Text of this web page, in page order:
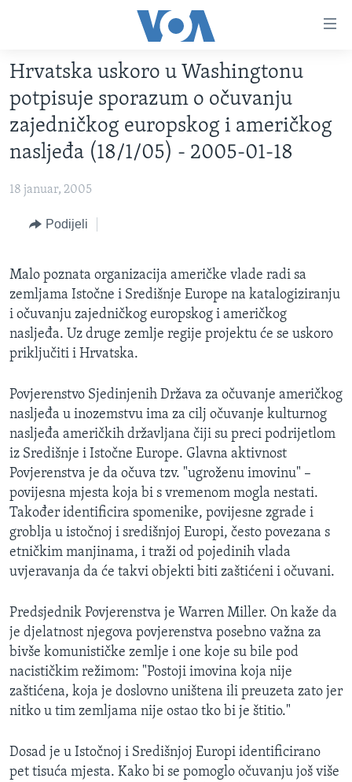
glavni
sadržaj
Pređi
na
glavnu
Idi
pretragu
VIDEO
FOTOGRAFIJE DANA
VIJESTI
SJEDINJENE AMERIČKE DRŽAVE
BOSNA I HERCEGOVINA
NAUKA I TEHNOLOGIJA
SPECIJALNI PROJEKTI
SLOBODA MEDIJA
ŽENSKA STRANA
IZBJEGLIČKA STRANA
O GLASU AMERIKE
Learning English
PRATITE NAS
Jezici
Hrvatska uskoro u Washingtonu
potpisuje sporazum o očuvanju
zajedničkog europskog i američkog
nasljeđa (18/1/05) - 2005-01-18
18 januar, 2005
Podijeli
Malo poznata organizacija američke vlade radi sa
zemljama Istočne i Središnje Europe na katalogiziranju
i očuvanju zajedničkog europskog i američkog
nasljeđa. Uz druge zemlje regije projektu će se uskoro
priključiti i Hrvatska.
Povjerenstvo Sjedinjenih Država za očuvanje američkog
nasljeđa u inozemstvu ima za cilj očuvanje kulturnog
nasljeđa američkih državljana čiji su preci podrijetlom
iz Središnje i Istočne Europe. Glavna aktivnost
Povjerenstva je da očuva tzv. "ugroženu imovinu" –
povijesna mjesta koja bi s vremenom mogla nestati.
Također identificira spomenike, povijesne zgrade i
groblja u istočnoj i središnjoj Europi, često povezana s
etničkim manjinama, i traži od pojedinih vlada
uvjeravanja da će takvi objekti biti zaštićeni i očuvani.
Predsjednik Povjerenstva je Warren Miller. On kaže da
je djelatnost njegova povjerenstva posebno važna za
bivše komunističke zemlje i one koje su bile pod
nacističkim režimom: "Postoji imovina koja nije
zaštićena, koja je doslovno uništena ili preuzeta zato jer
nitko u tim zemljama nije ostao tko bi je štitio."
Dosad je u Istočnoj i Središnjoj Europi identificirano
pet tisuća mjesta. Kako bi se pomoglo očuvanju još više